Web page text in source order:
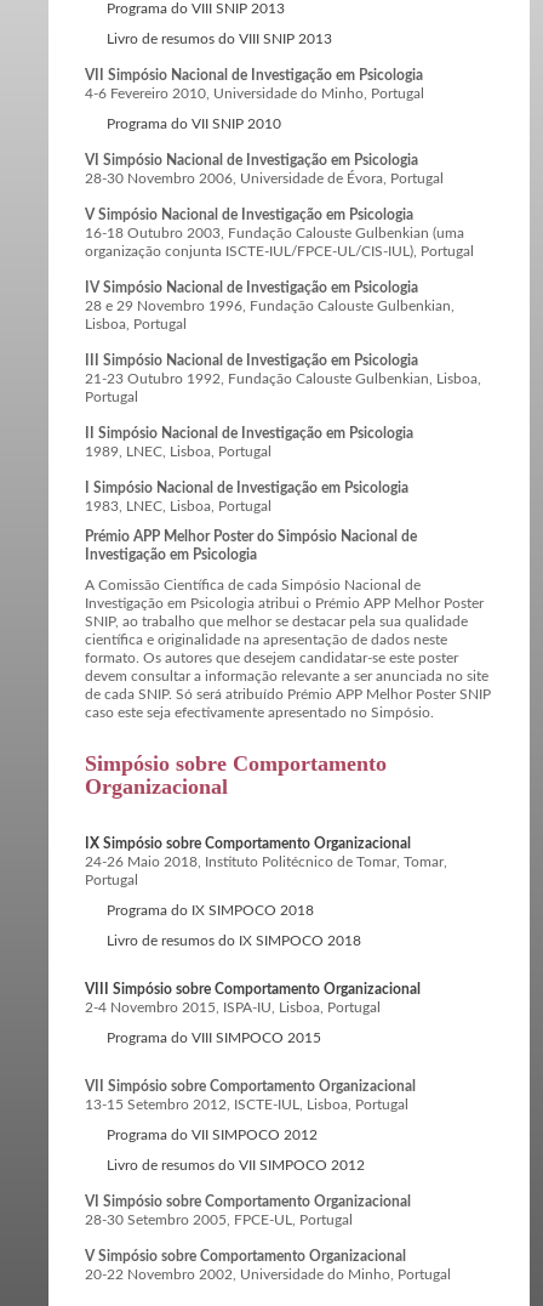
Programa do VIII SNIP 2013
Livro de resumos do VIII SNIP 2013
VII Simpósio Nacional de Investigação em Psicologia
4-6 Fevereiro 2010, Universidade do Minho, Portugal
Programa do VII SNIP 2010
VI Simpósio Nacional de Investigação em Psicologia
28-30 Novembro 2006, Universidade de Évora, Portugal
V Simpósio Nacional de Investigação em Psicologia
16-18 Outubro 2003, Fundação Calouste Gulbenkian (uma
organização conjunta ISCTE-IUL/FPCE-UL/CIS-IUL), Portugal
IV Simpósio Nacional de Investigação em Psicologia
28 e 29 Novembro 1996, Fundação Calouste Gulbenkian,
Lisboa, Portugal
III Simpósio Nacional de Investigação em Psicologia
21-23 Outubro 1992, Fundação Calouste Gulbenkian, Lisboa,
Portugal
II Simpósio Nacional de Investigação em Psicologia
1989, LNEC, Lisboa, Portugal
I Simpósio Nacional de Investigação em Psicologia
1983, LNEC, Lisboa, Portugal
Prémio APP Melhor Poster do Simpósio Nacional de
Investigação em Psicologia
A Comissão Científica de cada Simpósio Nacional de
Investigação em Psicologia atribui o Prémio APP Melhor Poster
SNIP, ao trabalho que melhor se destacar pela sua qualidade
científica e originalidade na apresentação de dados neste
formato. Os autores que desejem candidatar-se este poster
devem consultar a informação relevante a ser anunciada no site
de cada SNIP. Só será atribuído Prémio APP Melhor Poster SNIP
caso este seja efectivamente apresentado no Simpósio.
Simpósio sobre Comportamento
Organizacional
IX Simpósio sobre Comportamento Organizacional
24-26 Maio 2018, Instituto Politécnico de Tomar, Tomar,
Portugal
Programa do IX SIMPOCO 2018
Livro de resumos do IX SIMPOCO 2018
VIII Simpósio sobre Comportamento Organizacional
2-4 Novembro 2015, ISPA-IU, Lisboa, Portugal
Programa do VIII SIMPOCO 2015
VII Simpósio sobre Comportamento Organizacional
13-15 Setembro 2012, ISCTE-IUL, Lisboa, Portugal
Programa do VII SIMPOCO 2012
Livro de resumos do VII SIMPOCO 2012
VI Simpósio sobre Comportamento Organizacional
28-30 Setembro 2005, FPCE-UL, Portugal
V Simpósio sobre Comportamento Organizacional
20-22 Novembro 2002, Universidade do Minho, Portugal